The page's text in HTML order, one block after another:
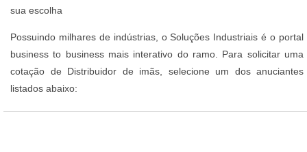
sua escolha
Possuindo milhares de indústrias, o Soluções Industriais é o portal
business to business mais interativo do ramo. Para solicitar uma
cotação de Distribuidor de imãs, selecione um dos anuciantes
listados abaixo: